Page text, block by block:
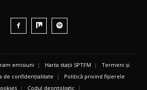
emisiuni | Harta stații SPTFM | Termeni și
de confidențialitate | Politică privind fișierele
| Codul deontologic |